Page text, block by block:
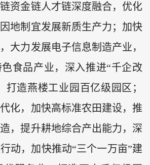
资金链人才链深度融合，优化
地制宜发展新质生产力；加快
大力发展电子信息制造产业，
食品产业，深入推进“千企改
打造燕楼工业园百亿级园区；
化，加快高标准农田建设，推
，提升耕地综合产出能力，深
动，加快推动“三个一万亩”建